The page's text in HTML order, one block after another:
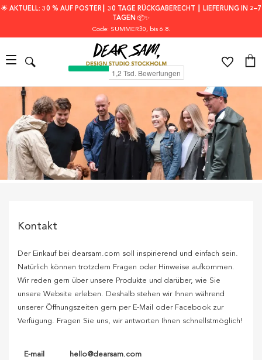
🌟 AKTUELL: 30 % AUF POSTER┃ 30 TAGE RÜCKGABERECHT ┃ LIEFERUNG IN 2–7
TAGEN 📦✨
Code: SUMMER30, bis 6.8.
Kontakt
Der Einkauf bei dearsam.com soll inspirierend und einfach sein.
Natürlich können trotzdem Fragen oder Hinweise aufkommen.
Wir reden gern über unsere Produkte und darüber, wie Sie
unsere Website erleben. Deshalb stehen wir Ihnen während
unserer Öffnungszeiten gern per E-Mail oder Facebook zur
Verfügung. Fragen Sie uns, wir antworten Ihnen schnellstmöglich!
E-mail
hello@dearsam.com